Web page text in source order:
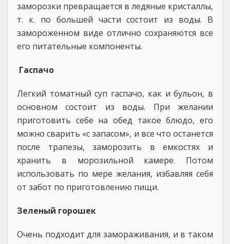
заморозки превращается в ледяные кристаллы,
т. к. по большей части состоит из воды. В
замороженном виде отлично сохраняются все
его питательные компоненты.
Гаспачо
Легкий томатный суп гаспачо, как и бульон, в
основном состоит из воды. При желании
приготовить себе на обед такое блюдо, его
можно сварить «с запасом», и все что останется
после трапезы, заморозить в емкостях и
хранить в морозильной камере. Потом
использовать по мере желания, избавляя себя
от забот по приготовлению пищи.
Зеленый горошек
Очень подходит для замораживания, и в таком